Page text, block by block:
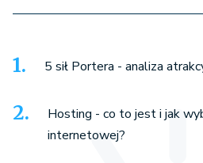
5 sił Portera - analiza
Hosting - co to jest i jak
internetowej?